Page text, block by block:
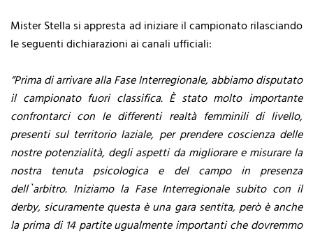
Mister Stella si appresta ad iniziare il campionato rilasciando
le seguenti dichiarazioni ai canali ufficiali:
“Prima di arrivare alla Fase Interregionale, abbiamo disputato
il campionato fuori classifica. È stato molto importante
confrontarci con le differenti realtà femminili di livello,
presenti sul territorio laziale, per prendere coscienza delle
nostre potenzialità, degli aspetti da migliorare e misurare la
nostra tenuta psicologica e del campo in presenza
dell`arbitro. Iniziamo la Fase Interregionale subito con il
derby, sicuramente questa è una gara sentita, però è anche
la prima di 14 partite ugualmente importanti che dovremmo